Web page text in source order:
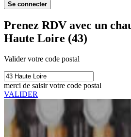
Se connecter
Prenez RDV avec un
Haute Loire (43)
Valider votre code postal
merci de saisir votre code postal
VALIDER